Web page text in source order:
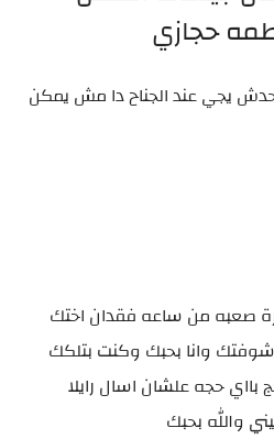
حجازي
يجي عند الجناح دا مش يمكن
صعبه من ساعه فقدان اختك
وانا بحبك وكنت بتلكك
حجه علشان اسال رايلا
والله بحبك